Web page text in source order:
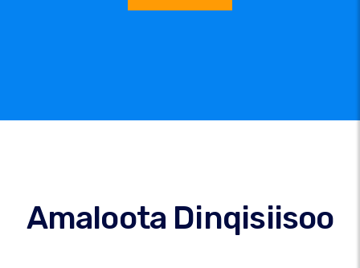
Amaloota Dinqisiisoo